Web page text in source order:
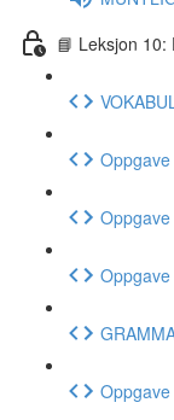
📘 Leksjon 10: